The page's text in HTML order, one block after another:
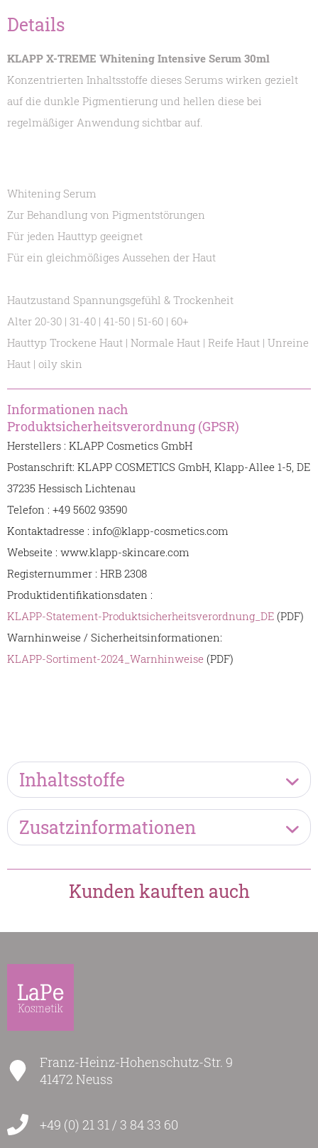
Details
KLAPP X-TREME Whitening Intensive Serum 30ml
Konzentrierten Inhaltsstoffe dieses Serums wirken gezielt
auf die dunkle Pigmentierung und hellen diese bei
regelmäßiger Anwendung sichtbar auf.
Whitening Serum
Zur Behandlung von Pigmentstörungen
Für jeden Hauttyp geeignet
Für ein gleichmößiges Aussehen der Haut
Hautzustand Spannungsgefühl & Trockenheit
Alter 20-30 | 31-40 | 41-50 | 51-60 | 60+
Hauttyp Trockene Haut | Normale Haut | Reife Haut | Unreine
Haut | oily skin
Informationen nach
Produktsicherheitsverordnung (GPSR)
Herstellers : KLAPP Cosmetics GmbH
Postanschrift: KLAPP COSMETICS GmbH, Klapp-Allee 1-5, DE
37235 Hessisch Lichtenau
Telefon : +49 5602 93590
Kontaktadresse : info@klapp-cosmetics.com
Webseite : www.klapp-skincare.com
Registernummer : HRB 2308
Produktidentifikationsdaten :
KLAPP-Statement-Produktsicherheitsverordnung_DE (PDF)
Warnhinweise / Sicherheitsinformationen:
KLAPP-Sortiment-2024_Warnhinweise (PDF)
Inhaltsstoffe
Zusatzinformationen
Kunden kauften auch
Franz-Heinz-Hohenschutz-Str. 9
41472 Neuss
+49 (0) 21 31 / 3 84 33 60